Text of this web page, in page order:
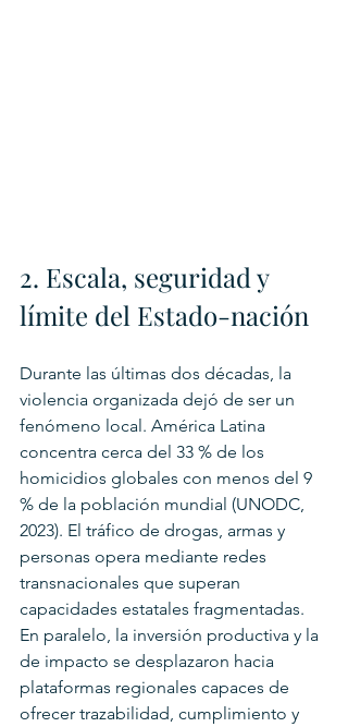
2. Escala, seguridad y
límite del Estado-nación
Durante las últimas dos décadas, la
violencia organizada dejó de ser un
fenómeno local. América Latina
concentra cerca del 33 % de los
homicidios globales con menos del 9
% de la población mundial (UNODC,
2023). El tráfico de drogas, armas y
personas opera mediante redes
transnacionales que superan
capacidades estatales fragmentadas.
En paralelo, la inversión productiva y la
de impacto se desplazaron hacia
plataformas regionales capaces de
ofrecer trazabilidad, cumplimiento y